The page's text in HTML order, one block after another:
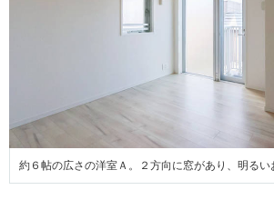
約６帖の広さの洋室Ａ。２方向に窓があり、明るい